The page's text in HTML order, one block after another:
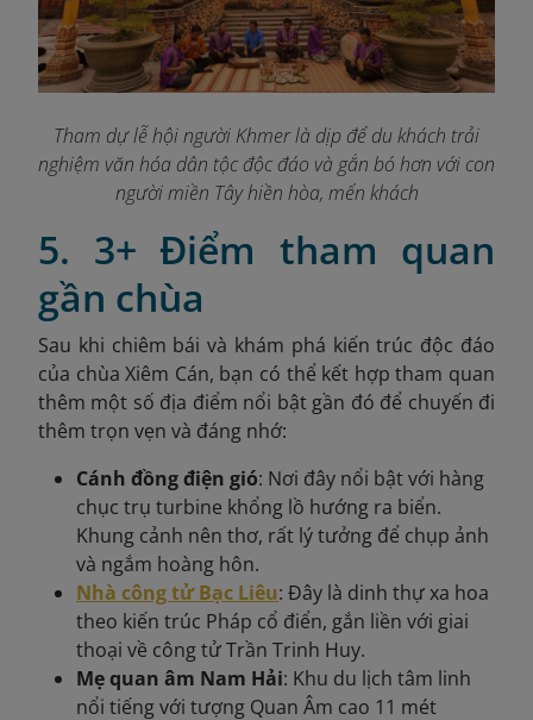
Tham dự lễ hội người Khmer là dịp để du khách trải
nghiệm văn hóa dân tộc độc đáo và gắn bó hơn với con
người miền Tây hiền hòa, mến khách
5. 3+ Điểm tham quan
gần chùa
Sau khi chiêm bái và khám phá kiến trúc độc đáo
của chùa Xiêm Cán, bạn có thể kết hợp tham quan
thêm một số địa điểm nổi bật gần đó để chuyến đi
thêm trọn vẹn và đáng nhớ:
Cánh đồng điện gió: Nơi đây nổi bật với hàng
chục trụ turbine khổng lồ hướng ra biển.
Khung cảnh nên thơ, rất lý tưởng để chụp ảnh
và ngắm hoàng hôn.
Nhà công tử Bạc Liêu: Đây là dinh thự xa hoa
theo kiến trúc Pháp cổ điển, gắn liền với giai
thoại về công tử Trần Trinh Huy.
Mẹ quan âm Nam Hải: Khu du lịch tâm linh
nổi tiếng với tượng Quan Âm cao 11 mét